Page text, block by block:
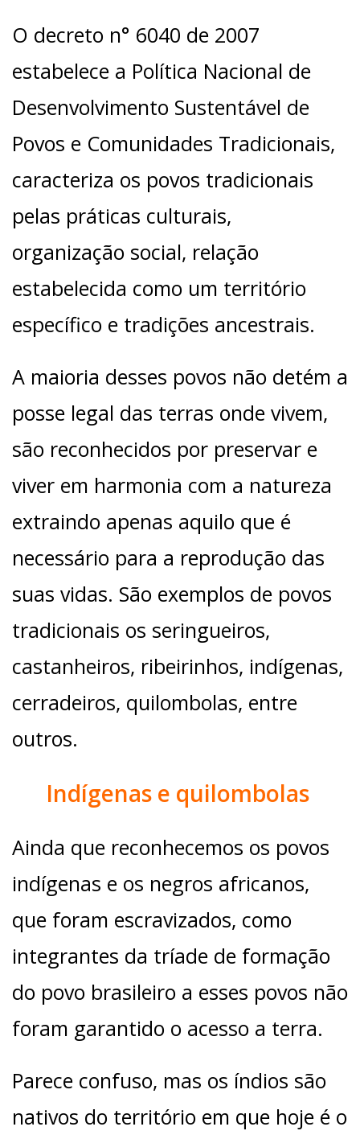
O decreto n° 6040 de 2007
estabelece a Política Nacional de
Desenvolvimento Sustentável de
Povos e Comunidades Tradicionais,
caracteriza os povos tradicionais
pelas práticas culturais,
organização social, relação
estabelecida como um território
específico e tradições ancestrais.
A maioria desses povos não detém a
posse legal das terras onde vivem,
são reconhecidos por preservar e
viver em harmonia com a natureza
extraindo apenas aquilo que é
necessário para a reprodução das
suas vidas. São exemplos de povos
tradicionais os seringueiros,
castanheiros, ribeirinhos, indígenas,
cerradeiros, quilombolas, entre
outros.
Indígenas e quilombolas
Ainda que reconhecemos os povos
indígenas e os negros africanos,
que foram escravizados, como
integrantes da tríade de formação
do povo brasileiro a esses povos não
foram garantido o acesso a terra.
Parece confuso, mas os índios são
nativos do território em que hoje é o